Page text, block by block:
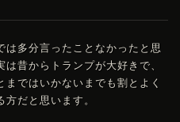
は多分言ったことなかったと思
は昔からトランプが大好きで、
まではいかないまでも割とよく
方だと思います。